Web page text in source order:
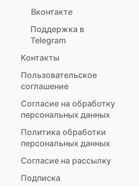
Вконтакте
Поддержка в
Telegram
Контакты
Пользовательское
соглашение
Согласие на обработку
персональных данных
Политика обработки
персональных данных
Согласие на рассылку
Подписка